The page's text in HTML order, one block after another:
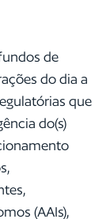
de
do dia a
que
do(s)
(AAIs),